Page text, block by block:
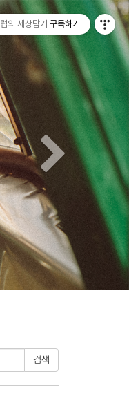
Tistory
Next
검색
럽의 세상담기 구독하기